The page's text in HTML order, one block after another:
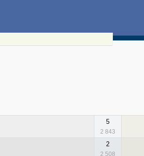
5
2 843
2
2 508